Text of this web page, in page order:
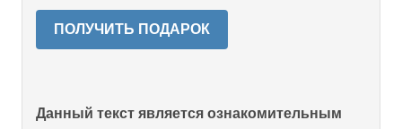
ПОЛУЧИТЬ ПОДАРОК
Данный текст является ознакомительным